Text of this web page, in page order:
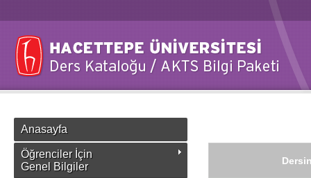
Anasayfa
Öğrenciler İçin
Genel Bilgiler